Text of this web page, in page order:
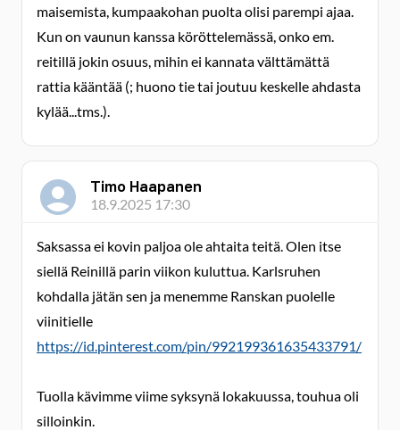
maisemista, kumpaakohan puolta olisi parempi ajaa.
Kun on vaunun kanssa köröttelemässä, onko em.
reitillä jokin osuus, mihin ei kannata välttämättä
rattia kääntää (; huono tie tai joutuu keskelle ahdasta
kylää...tms.).
Timo Haapanen
18.9.2025 17:30
Saksassa ei kovin paljoa ole ahtaita teitä. Olen itse
siellä Reinillä parin viikon kuluttua. Karlsruhen
kohdalla jätän sen ja menemme Ranskan puolelle
viinitielle
https://id.pinterest.com/pin/992199361635433791/
Tuolla kävimme viime syksynä lokakuussa, touhua oli
silloinkin.